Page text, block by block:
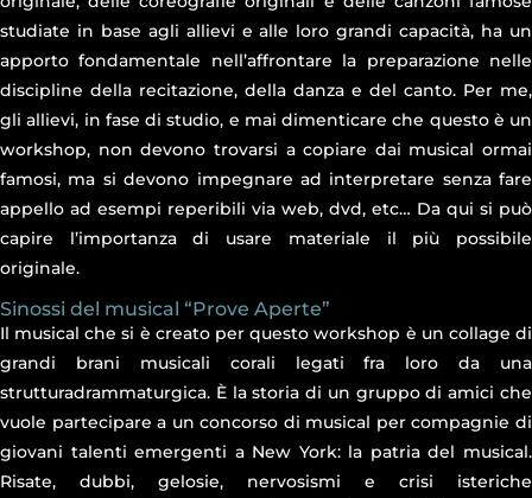
studiate in base agli allievi e alle loro grandi capacità, ha un
apporto fondamentale nell’affrontare la preparazione nelle
discipline della recitazione, della danza e del canto. Per me,
gli allievi, in fase di studio, e mai dimenticare che questo è un
workshop, non devono trovarsi a copiare dai musical ormai
famosi, ma si devono impegnare ad interpretare senza fare
appello ad esempi reperibili via web, dvd, etc… Da qui si può
capire l’importanza di usare materiale il più possibile
originale.
Sinossi del musical “Prove Aperte”
Il musical che si è creato per questo workshop è un collage di
grandi brani musicali corali legati fra loro da una
strutturadrammaturgica. È la storia di un gruppo di amici che
vuole partecipare a un concorso di musical per compagnie di
giovani talenti emergenti a New York: la patria del musical.
Risate, dubbi, gelosie, nervosismi e crisi isteriche